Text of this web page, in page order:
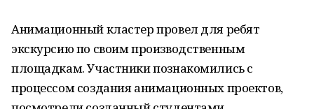
Анимационный кластер провел для ребят
экскурсию по своим производственным
площадкам. Участники познакомились с
процессом создания анимационных проектов,